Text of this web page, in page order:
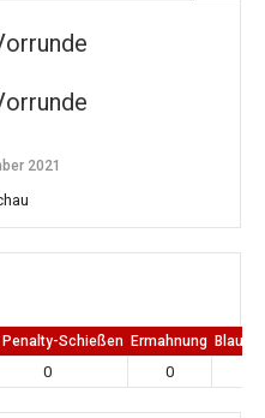
2021
Penalty-Schießen Ermahnung Blaue
0 0